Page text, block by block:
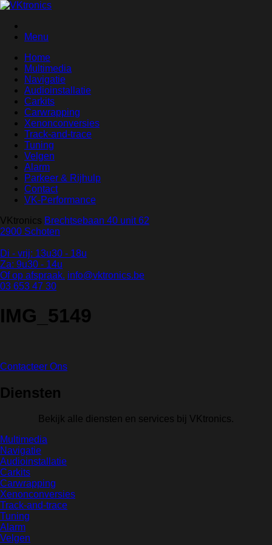
Menu
Home
Multimedia
Navigatie
Audioinstallatie
Carkits
Carwrapping
Xenonconversies
Track-and-trace
Tuning
Velgen
Alarm
Parkeer & Rijhulp
Contact
VK-Performance
VKtronics Brechtsebaan 40 unit 62
2900 Schoten
Di - vrij: 13u30 - 18u
Za: 9u30 - 14u
Of op afspraak. info@vktronics.be
03 653 47 30
IMG_5149
Contacteer Ons
Diensten
Bekijk alle diensten en services bij VKtronics.
Multimedia
Navigatie
Audioinstallatie
Carkits
Carwrapping
Xenonconversies
Track-and-trace
Tuning
Alarm
Velgen